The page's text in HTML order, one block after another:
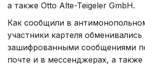
а также Otto Alte-Teigeler GmbH.
Как сообщили в
участники картеля обменивались
зашифрованными сообщениями
почте и в мессенджерах, а